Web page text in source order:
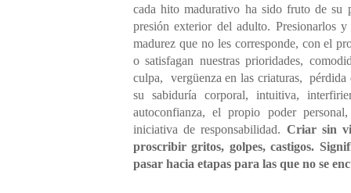
cada hito madurativo ha sido fruto de
presión exterior del adulto. Presionarlos
madurez que no les corresponde, con el
o satisfagan nuestras prioridades,
culpa,
vergüenza en las criaturas, pérdida
su sabiduría corporal, intuitiva,
autoconfianza, el propio poder
iniciativa de responsabilidad. Criar sin
proscribir gritos, golpes, castigos.
pasar hacia etapas para las que no se